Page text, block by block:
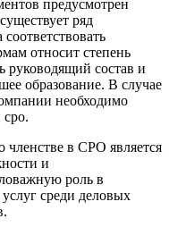
предусмотрен
ряд
относит степень
руководящий состав и
образование. В случае
необходимо
членстве в СРО является
и
роль в
среди деловых